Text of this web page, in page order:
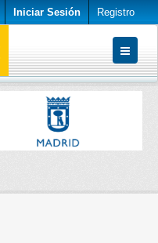
Iniciar Sesión Registro